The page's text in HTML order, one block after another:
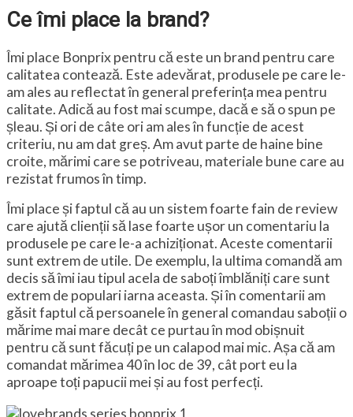
Ce îmi place la brand?
Îmi place Bonprix pentru că este un brand pentru care
calitatea contează. Este adevărat, produsele pe care le-
am ales au reflectat în general preferința mea pentru
calitate. Adică au fost mai scumpe, dacă e să o spun pe
șleau. Și ori de câte ori am ales în funcție de acest
criteriu, nu am dat greș. Am avut parte de haine bine
croite, mărimi care se potriveau, materiale bune care au
rezistat frumos în timp.
Îmi place și faptul că au un sistem foarte fain de review
care ajută clienții să lase foarte ușor un comentariu la
produsele pe care le-a achiziționat. Aceste comentarii
sunt extrem de utile. De exemplu, la ultima comandă am
decis să îmi iau tipul acela de saboți îmblăniți care sunt
extrem de populari iarna aceasta. Și în comentarii am
găsit faptul că persoanele în general comandau saboții o
mărime mai mare decât ce purtau în mod obișnuit
pentru că sunt făcuți pe un calapod mai mic. Așa că am
comandat mărimea 40 în loc de 39, cât port eu la
aproape toți papucii mei și au fost perfecți.